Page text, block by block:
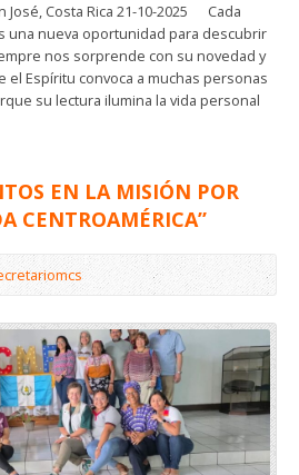
José, Costa Rica 21-10-2025 Cada
una nueva oportunidad para descubrir
nos sorprende con su novedad y
el Espíritu convoca a muchas personas
su lectura ilumina la vida personal
EN LA MISIÓN POR
CENTROAMÉRICA”